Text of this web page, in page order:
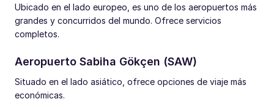
Ubicado en el lado europeo, es uno de los aeropuertos más
grandes y concurridos del mundo. Ofrece servicios
completos.
Aeropuerto Sabiha Gökçen (SAW)
Situado en el lado asiático, ofrece opciones de viaje más
económicas.